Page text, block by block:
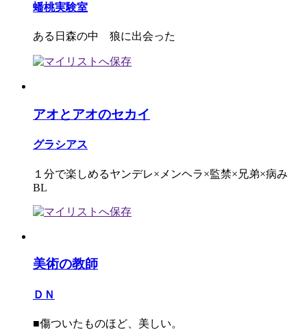
蟠桃実験室
ある日森の中 狼に出会った
アオとアオのセカイ
グラシアス
１分で楽しめるヤンデレ×メンヘラ×監禁×兄弟×病み
BL
美術の教師
ＤＮ
■傷ついたものほど、美しい。